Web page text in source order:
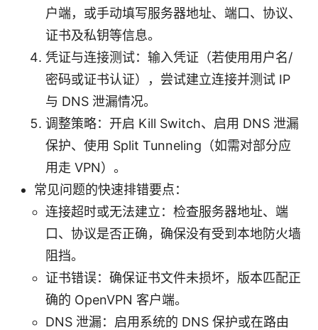
户端，或手动填写服务器地址、端口、协议、
证书及私钥等信息。
凭证与连接测试：输入凭证（若使用用户名/
密码或证书认证），尝试建立连接并测试 IP
与 DNS 泄漏情况。
调整策略：开启 Kill Switch、启用 DNS 泄漏
保护、使用 Split Tunneling（如需对部分应
用走 VPN）。
常见问题的快速排错要点：
连接超时或无法建立：检查服务器地址、端
口、协议是否正确，确保没有受到本地防火墙
阻挡。
证书错误：确保证书文件未损坏，版本匹配正
确的 OpenVPN 客户端。
DNS 泄漏：启用系统的 DNS 保护或在路由